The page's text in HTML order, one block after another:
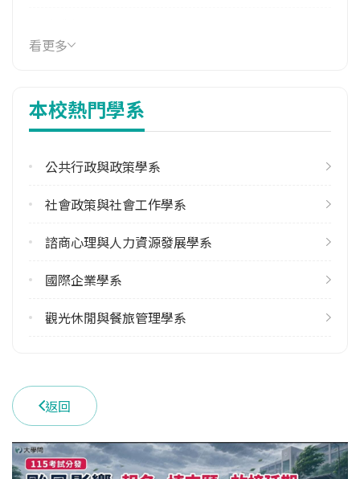
22.68
113學年度雙聯學位合作校數
學校電話
南投縣埔里鎮大學路1號
看更多
本校熱門學系
公共行政與政策學系
社會政策與社會工作學系
諮商心理與人力資源發展學系
國際企業學系
觀光休閒與餐旅管理學系
返回